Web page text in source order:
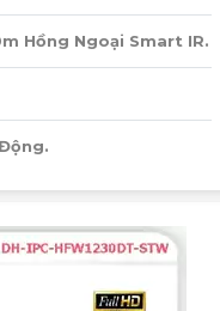
Hồng Ngoại Smart IR.